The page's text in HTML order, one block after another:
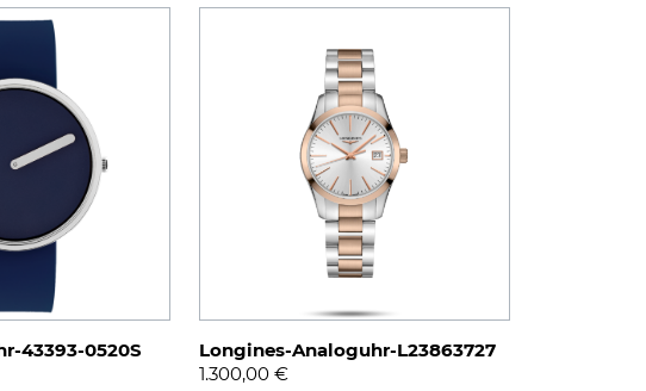
43393-0520S
Longines-Analoguhr-L23863727
1.300,00 €